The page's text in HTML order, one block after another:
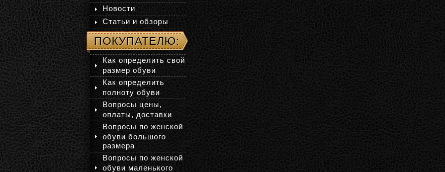
Новости
Статьи и обзоры
ПОКУПАТЕЛЮ:
Как определить свой
размер обуви
Как определить
полноту обуви
Вопросы цены,
оплаты, доставки
Вопросы по женской
обуви большого
размера
Вопросы по женской
обуви маленького